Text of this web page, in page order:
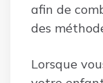
afin de
des
Lorsque